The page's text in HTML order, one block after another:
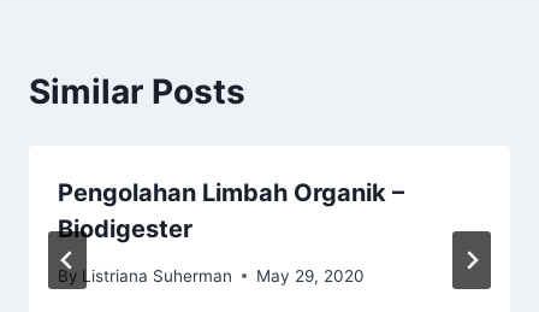
Similar Posts
Pengolahan Limbah Organik –
Biodigester
By Listriana Suherman May 29, 2020